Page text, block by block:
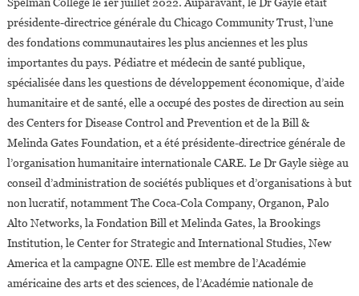
présidente-directrice générale du Chicago Community Trust, l’une
des fondations communautaires les plus anciennes et les plus
importantes du pays. Pédiatre et médecin de santé publique,
spécialisée dans les questions de développement économique, d’aide
humanitaire et de santé, elle a occupé des postes de direction au sein
des Centers for Disease Control and Prevention et de la Bill &
Melinda Gates Foundation, et a été présidente-directrice générale de
l’organisation humanitaire internationale CARE. Le Dr Gayle siège au
conseil d’administration de sociétés publiques et d’organisations à but
non lucratif, notamment The Coca-Cola Company, Organon, Palo
Alto Networks, la Fondation Bill et Melinda Gates, la Brookings
Institution, le Center for Strategic and International Studies, New
America et la campagne ONE. Elle est membre de l’Académie
américaine des arts et des sciences, de l’Académie nationale de